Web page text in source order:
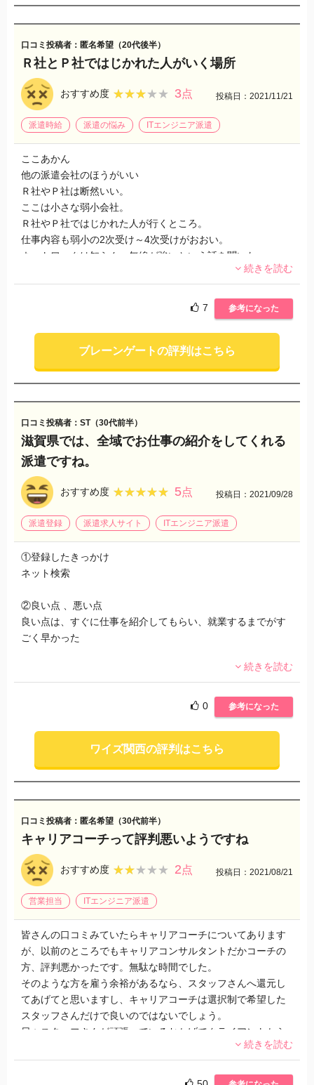
積極的にススメはしません。
だけど、だめとも思いませんでした。
他の派遣会社でダメだった時や
他の仕事のつなぎで就業するにはもってこいだと思います。
特に印象のある会社ではないです。
口コミ投稿者：匿名希望（20代後半）
Ｒ社とＰ社ではじかれた人がいく場所
おすすめ度 ★★★★★
★★★★★ 3点 投稿日：2021/11/21
派遣時給 派遣の悩み ITエンジニア派遣
ここあかん
他の派遣会社のほうがいい
Ｒ社やＰ社は断然いい。
ここは小さな弱小会社。
Ｒ社やＰ社ではじかれた人が行くところ。
仕事内容も弱小の2次受け～4次受けがおおい。
ネットワークは知らん。無線が強いという話を聞いた。
他行ったほうがいい。
続きを読む
7 参考になった
ブレーンゲートの評判はこちら
口コミ投稿者：ST（30代前半）
滋賀県では、全域でお仕事の紹介をしてくれる
派遣ですね。
おすすめ度 ★★★★★
★★★★★ 5点 投稿日：2021/09/28
派遣登録 派遣求人サイト ITエンジニア派遣
①登録したきっかけ
ネット検索
②良い点 、悪い点
良い点は、すぐに仕事を紹介してもらい、就業するまでがす
ごく早かった
登録が、電話のみだったので非常に楽でした。
事務やITやサービス業もあるみたいなので、今は軽作業です
が、転職するときも次を聞いてみたいと思う。このあたりが
おすすめの点かな。
続きを読む
0 参考になった
ワイズ関西の評判はこちら
口コミ投稿者：匿名希望（30代前半）
キャリアコーチって評判悪いようですね
おすすめ度 ★★★★★
★★★★★ 2点 投稿日：2021/08/21
営業担当 ITエンジニア派遣
皆さんの口コミみていたらキャリアコーチについてあります
が、以前のところでもキャリアコンサルタントだかコーチの
方、評判悪かったです。無駄な時間でした。
そのような方を雇う余裕があるなら、スタッフさんへ還元し
てあげてと思いますし、キャリアコーチは選択制で希望した
スタッフさんだけで良いのではないでしょう。
日々スタッフさんが頑張っているおかげでクライアントから
新たなオーダーもいただけたりとしますので、100%とはいわ
ないまでも、スタッフファーストで考えて欲しいですね。
続きを読む